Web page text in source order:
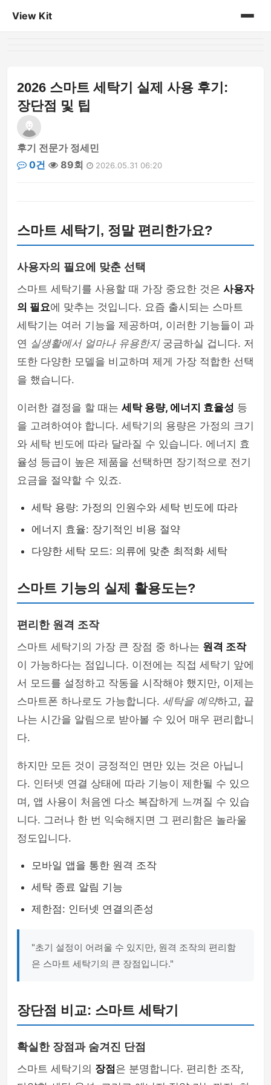
View Kit
2026 스마트 세탁기 실제 사용 후기:
장단점 및 팁
후기 전문가 정세민
0건
89회 2026.05.31 06:20
스마트 세탁기, 정말 편리한가요?
사용자의 필요에 맞춘 선택
스마트 세탁기를 사용할 때 가장 중요한 것은 사용자
의 필요에 맞추는 것입니다. 요즘 출시되는 스마트
세탁기는 여러 기능을 제공하며, 이러한 기능들이 과
연 실생활에서 얼마나 유용한지궁금하실 겁니다. 저
또한 다양한 모델을 비교하며 제게 가장 적합한 선택
을 했습니다.
이러한 결정을 할 때는 세탁 용량, 에너지 효율성 등
을 고려하여야 합니다. 세탁기의 용량은 가정의 크기
와 세탁 빈도에 따라 달라질 수 있습니다. 에너지 효
율성 등급이 높은 제품을 선택하면 장기적으로 전기
요금을 절약할 수 있죠.
세탁 용량: 가정의 인원수와 세탁 빈도에 따라
에너지 효율: 장기적인 비용 절약
다양한 세탁 모드: 의류에 맞춘 최적화 세탁
스마트 기능의 실제 활용도는?
편리한 원격 조작
스마트 세탁기의 가장 큰 장점 중 하나는 원격 조작
이 가능하다는 점입니다. 이전에는 직접 세탁기 앞에
서 모드를 설정하고 작동을 시작해야 했지만, 이제는
스마트폰 하나로도 가능합니다. 세탁을 예약하고, 끝
나는 시간을 알림으로 받아볼 수 있어 매우 편리합니
다.
하지만 모든 것이 긍정적인 면만 있는 것은 아닙니
다. 인터넷 연결 상태에 따라 기능이 제한될 수 있으
며, 앱 사용이 처음엔 다소 복잡하게 느껴질 수 있습
니다. 그러나 한 번 익숙해지면 그 편리함은 놀라울
정도입니다.
모바일 앱을 통한 원격 조작
세탁 종료 알림 기능
제한점: 인터넷 연결의존성
"초기 설정이 어려울 수 있지만, 원격 조작의 편리함
은 스마트 세탁기의 큰 장점입니다."
장단점 비교: 스마트 세탁기
확실한 장점과 숨겨진 단점
스마트 세탁기의 장점은 분명합니다. 편리한 조작,